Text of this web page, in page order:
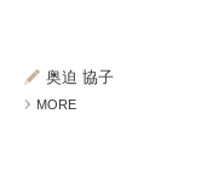
奥迫 協子
MORE